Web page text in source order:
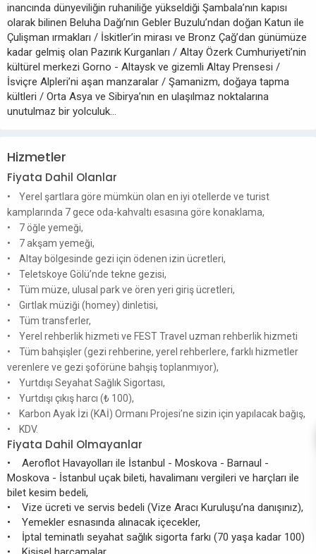
inancında dünyeviliğin ruhaniliğe yükseldiği Şambala’nın kapısı
olarak bilinen Beluha Dağı’nın Gebler Buzulu’ndan doğan Katun ile
Çulişman ırmakları / İskitler’in mirası ve Bronz Çağ’dan günümüze
kadar gelmiş olan Pazırık Kurganları / Altay Özerk Cumhuriyeti’nin
kültürel merkezi Gorno - Altaysk ve gizemli Altay Prensesi /
İsviçre Alpleri’ni aşan manzaralar / Şamanizm, doğaya tapma
kültleri / Orta Asya ve Sibirya’nın en ulaşılmaz noktalarına
unutulmaz bir yolculuk…
Hizmetler
Fiyata Dahil Olanlar
• Yerel şartlara göre mümkün olan en iyi otellerde ve turist
kamplarında 7 gece oda-kahvaltı esasına göre konaklama,
• 7 öğle yemeği,
• 7 akşam yemeği,
• Altay bölgesinde gezi için ödenen izin ücretleri,
• Teletskoye Gölü’nde tekne gezisi,
• Tüm müze, ulusal park ve ören yeri giriş ücretleri,
• Gırtlak müziği (homey) dinletisi,
• Tüm transferler,
• Yerel rehberlik hizmeti ve FEST Travel uzman rehberlik hizmeti
• Tüm bahşişler (gezi rehberine, yerel rehberlere, farklı hizmetler
verenlere ve gezi şoförüne bahşiş toplanmıyor),
• Yurtdışı Seyahat Sağlık Sigortası,
• Yurtdışı çıkış harcı (₺ 100),
• Karbon Ayak İzi (KAİ) Ormanı Projesi’ne sizin için yapılacak bağış,
• KDV.
Fiyata Dahil Olmayanlar
• Aeroflot Havayolları ile İstanbul - Moskova - Barnaul -
Moskova - İstanbul uçak bileti, havalimanı vergileri ve harçları ile
bilet kesim bedeli,
• Vize ücreti ve servis bedeli (Vize Aracı Kuruluşu’na danışınız),
• Yemekler esnasında alınacak içecekler,
• İptal teminatlı seyahat sağlık sigorta farkı (70 yaşa kadar 100)